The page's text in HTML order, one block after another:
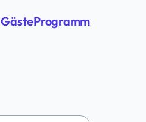
GästeProgramm